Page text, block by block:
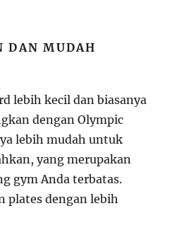
DAN MUDAH
lebih kecil dan biasanya
dengan Olympic
lebih mudah untuk
yang merupakan
gym Anda terbatas.
plates dengan lebih